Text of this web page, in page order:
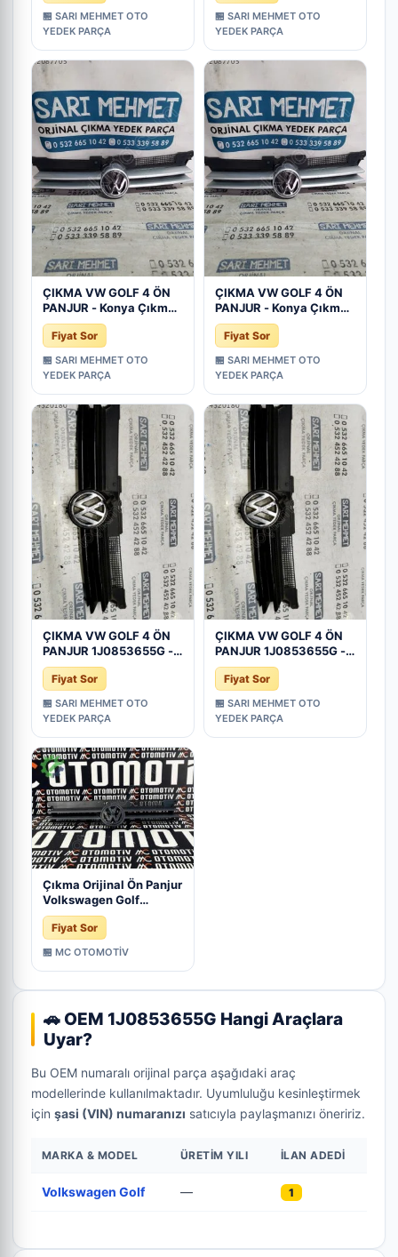
🏪 SARI MEHMET OTO
YEDEK PARÇA
🏪 SARI MEHMET OTO
YEDEK PARÇA
ÇIKMA VW GOLF 4 ÖN
PANJUR - Konya Çıkma
Parça
Fiyat Sor
🏪 SARI MEHMET OTO
YEDEK PARÇA
ÇIKMA VW GOLF 4 ÖN
PANJUR - Konya Çıkma
Parça
Fiyat Sor
🏪 SARI MEHMET OTO
YEDEK PARÇA
ÇIKMA VW GOLF 4 ÖN
PANJUR 1J0853655G -
Konya Çıkma Parça
Fiyat Sor
🏪 SARI MEHMET OTO
YEDEK PARÇA
ÇIKMA VW GOLF 4 ÖN
PANJUR 1J0853655G -
Konya Çıkma Parça
Fiyat Sor
🏪 SARI MEHMET OTO
YEDEK PARÇA
Çıkma Orijinal Ön Panjur
Volkswagen Golf
1J0853655G
Fiyat Sor
🏪 MC OTOMOTİV
🚗 OEM 1J0853655G Hangi Araçlara
Uyar?
Bu OEM numaralı orijinal parça aşağıdaki araç
modellerinde kullanılmaktadır. Uyumluluğu kesinleştirmek
için şasi (VIN) numaranızı satıcıyla paylaşmanızı öneririz.
MARKA & MODEL ÜRETIM YILI İLAN ADEDI
Volkswagen Golf — 1